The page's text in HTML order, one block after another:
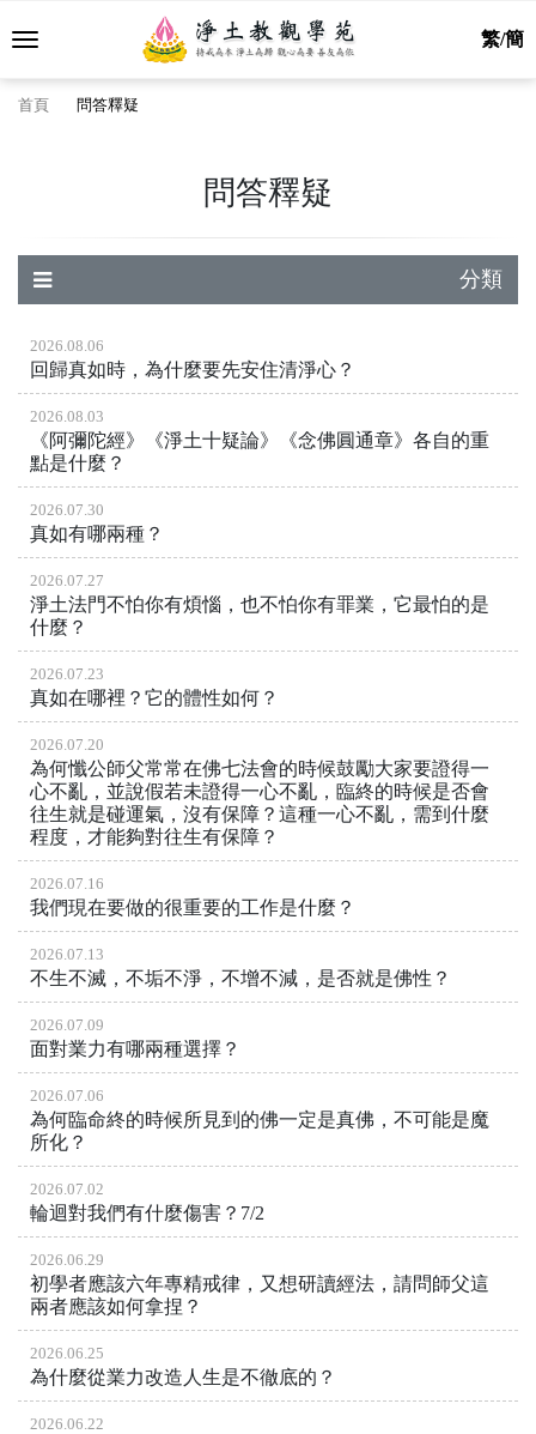
繁/簡
首頁 問答釋疑
問答釋疑
分類
2026.08.06
回歸真如時，為什麼要先安住清淨心？
2026.08.03
《阿彌陀經》《淨土十疑論》《念佛圓通章》各自的重
點是什麼？
2026.07.30
真如有哪兩種？
2026.07.27
淨土法門不怕你有煩惱，也不怕你有罪業，它最怕的是
什麼？
2026.07.23
真如在哪裡？它的體性如何？
2026.07.20
為何懺公師父常常在佛七法會的時候鼓勵大家要證得一
心不亂，並說假若未證得一心不亂，臨終的時候是否會
往生就是碰運氣，沒有保障？這種一心不亂，需到什麼
程度，才能夠對往生有保障？
2026.07.16
我們現在要做的很重要的工作是什麼？
2026.07.13
不生不滅，不垢不淨，不增不減，是否就是佛性？
2026.07.09
面對業力有哪兩種選擇？
2026.07.06
為何臨命終的時候所見到的佛一定是真佛，不可能是魔
所化？
2026.07.02
輪迴對我們有什麼傷害？7/2
2026.06.29
初學者應該六年專精戒律，又想研讀經法，請問師父這
兩者應該如何拿捏？
2026.06.25
為什麼從業力改造人生是不徹底的？
2026.06.22